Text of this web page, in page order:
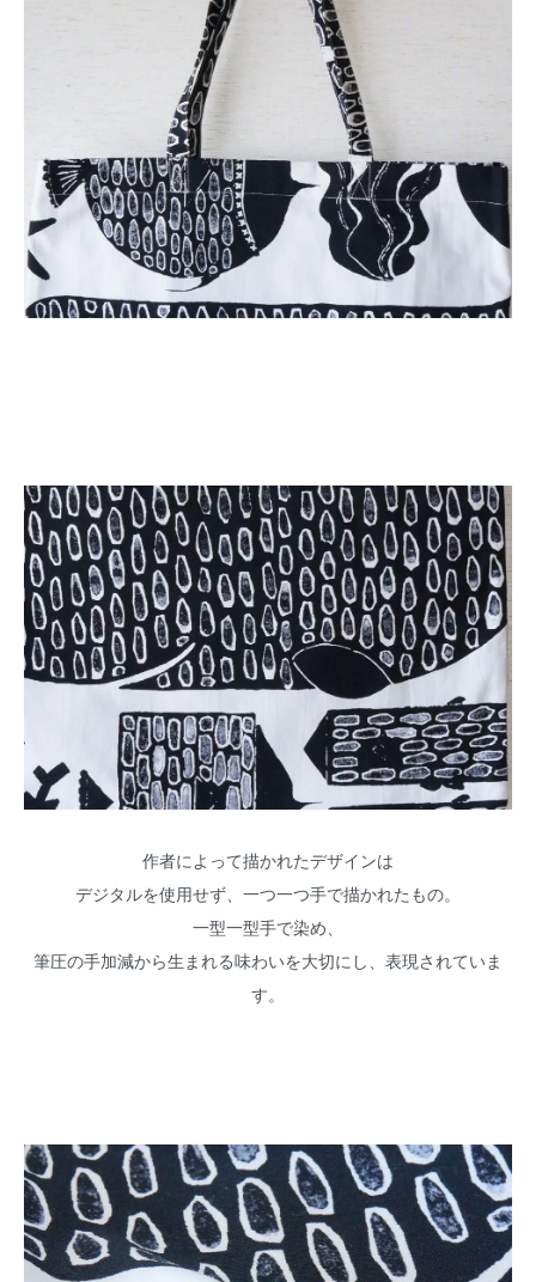
作者によって描かれたデザインは
デジタルを使用せず、一つ一つ手で描かれたもの。
一型一型手で染め、
筆圧の手加減から生まれる味わいを大切にし、表現されていま
す。